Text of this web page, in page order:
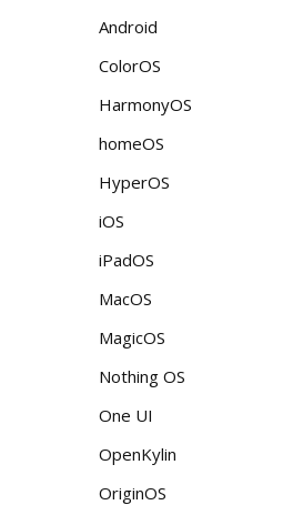
Android
ColorOS
HarmonyOS
homeOS
HyperOS
iOS
iPadOS
MacOS
MagicOS
Nothing OS
One UI
OpenKylin
OriginOS